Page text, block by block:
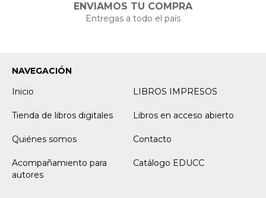
ENVIAMOS TU COMPRA
Entregas a todo el país
NAVEGACIÓN
Inicio
LIBROS IMPRESOS
Tienda de libros digitales Libros en acceso abierto
Quiénes somos Contacto
Acompañamiento para
autores
Catálogo EDUCC